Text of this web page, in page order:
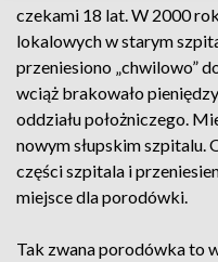
czekami 18 lat. W 2000
lokalowych w starym
przeniesiono „chwilowo”
wciąż brakowało
oddziału położniczego.
nowym słupskim
części szpitala i
miejsce dla porodówki.
Tak zwana porodówka to